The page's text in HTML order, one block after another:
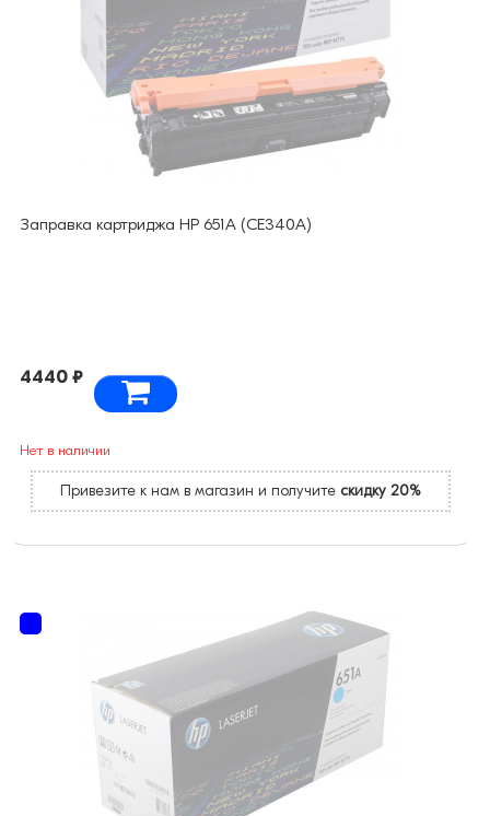
Заправка картриджа HP 651А (CE340A)
4440 ₽
Нет в наличии
Привезите к нам в магазин и получите скидку 20%